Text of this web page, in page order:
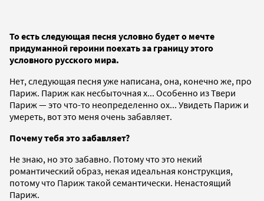
То есть следующая песня условно будет о мечте
придуманной героини поехать за границу этого
условного русского мира.
Нет, следующая песня уже написана, она, конечно же, про
Париж. Париж как несбыточная х... Особенно из Твери
Париж — это что-то неопределенно ох... Увидеть Париж и
умереть, вот это меня очень забавляет.
Почему тебя это забавляет?
Не знаю, но это забавно. Потому что это некий
романтический образ, некая идеальная конструкция,
потому что Париж такой семантически. Ненастоящий
Париж.